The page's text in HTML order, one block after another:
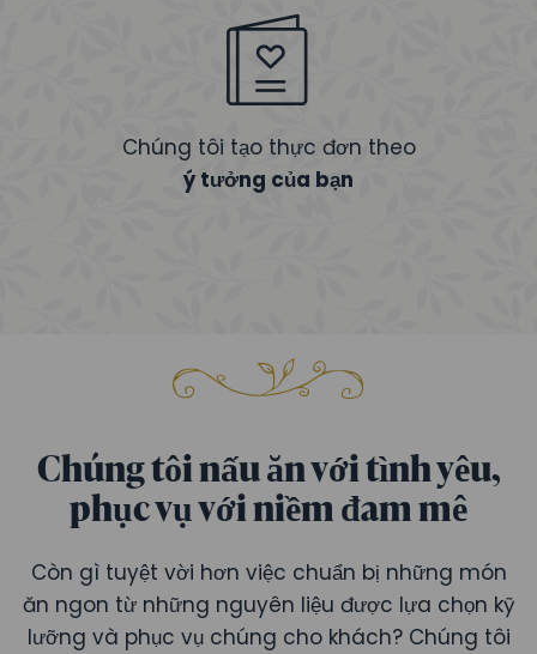
Chúng tôi tạo thực đơn theo
ý tưởng của bạn
Chúng tôi nấu ăn với tình yêu,
phục vụ với niềm đam mê
Còn gì tuyệt vời hơn việc chuẩn bị những món
ăn ngon từ những nguyên liệu được lựa chọn kỹ
lưỡng và phục vụ chúng cho khách? Chúng tôi